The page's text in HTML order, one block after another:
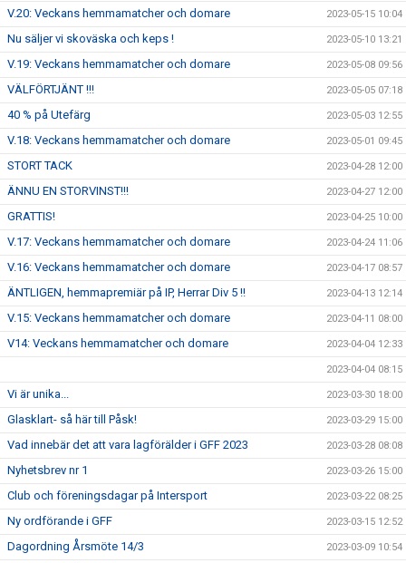
V.20: Veckans hemmamatcher och domare 2023-05-15 10:04
Nu säljer vi skoväska och keps ! 2023-05-10 13:21
V.19: Veckans hemmamatcher och domare 2023-05-08 09:56
VÄLFÖRTJÄNT !!! 2023-05-05 07:18
40 % på Utefärg 2023-05-03 12:55
V.18: Veckans hemmamatcher och domare 2023-05-01 09:45
STORT TACK 2023-04-28 12:00
ÄNNU EN STORVINST!!! 2023-04-27 12:00
GRATTIS! 2023-04-25 10:00
V.17: Veckans hemmamatcher och domare 2023-04-24 11:06
V.16: Veckans hemmamatcher och domare 2023-04-17 08:57
ÄNTLIGEN, hemmapremiär på IP, Herrar Div 5 !! 2023-04-13 12:14
V.15: Veckans hemmamatcher och domare 2023-04-11 08:00
V14: Veckans hemmamatcher och domare 2023-04-04 12:33
2023-04-04 08:15
Vi är unika... 2023-03-30 18:00
Glasklart- så här till Påsk! 2023-03-29 15:00
Vad innebär det att vara lagförälder i GFF 2023 2023-03-28 08:08
Nyhetsbrev nr 1 2023-03-26 15:00
Club och föreningsdagar på Intersport 2023-03-22 08:25
Ny ordförande i GFF 2023-03-15 12:52
Dagordning Årsmöte 14/3 2023-03-09 10:54